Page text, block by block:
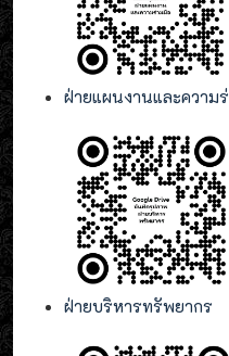
ฝ่ายแผนงานและความ
ฝ่ายบริหารทรัพยากร